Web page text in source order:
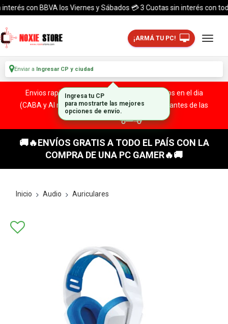
con BBVA los Viernes y Sábados 💳 3 Cuotas sin interés con
¡ARMÁ TU PC!
Enviar a Ingresar CP y ciudad
Envios rapidos y seguros a todo el pais. ¡ Envios en el dia
(CABA y Al rededores) Acreditando tu compra antes de las
🚚🔥ENVÍOS GRATIS A TODO EL PAÍS CON LA
COMPRA DE UNA PC GAMER🔥🚚
Inicio Audio Auriculares
Ingresa tu CP
para mostrarte las mejores
opciones de envío.